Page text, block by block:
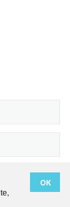
OK